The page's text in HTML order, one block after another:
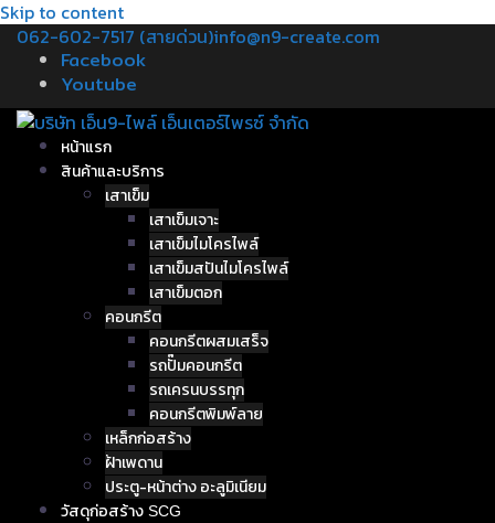
Skip to content
062-602-7517 (สายด่วน)info@n9-create.com
Facebook
Youtube
หน้าแรก
สินค้าและบริการ
เสาเข็ม
เสาเข็มเจาะ
เสาเข็มไมโครไพล์
เสาเข็มสปันไมโครไพล์
เสาเข็มตอก
คอนกรีต
คอนกรีตผสมเสร็จ
รถปั๊มคอนกรีต
รถเครนบรรทุก
คอนกรีตพิมพ์ลาย
เหล็กก่อสร้าง
ฝ้าเพดาน
ประตู-หน้าต่าง อะลูมิเนียม
วัสดุก่อสร้าง SCG